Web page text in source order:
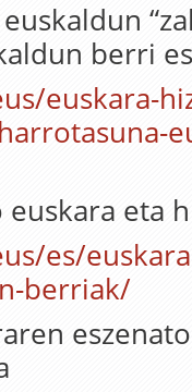
berri
euskara-
euskara eta
es/
berriak/